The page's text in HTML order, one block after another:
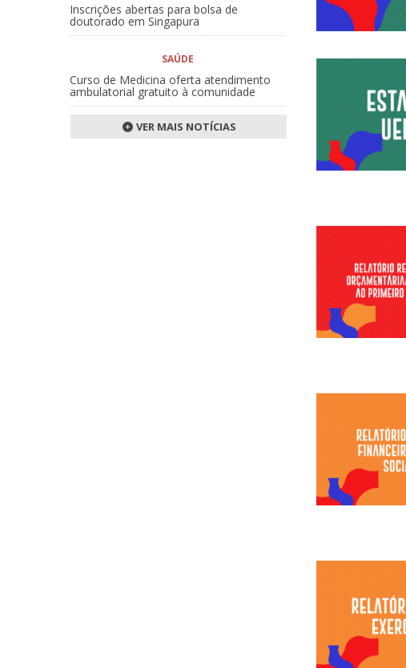
Inscrições abertas para bolsa de
doutorado em Singapura
SAÚDE
Curso de Medicina oferta atendimento
ambulatorial gratuito à comunidade
VER MAIS NOTÍCIAS